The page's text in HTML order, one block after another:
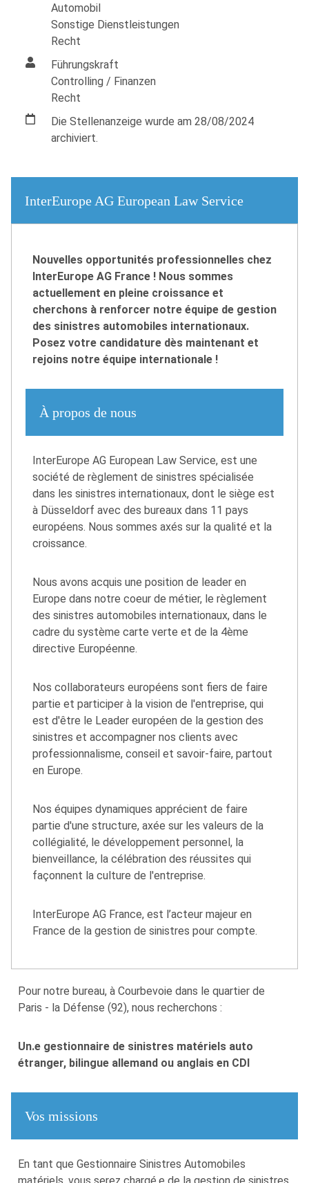
Automobil
Sonstige Dienstleistungen
Recht
Führungskraft
Controlling / Finanzen
Recht
Die Stellenanzeige wurde am 28/08/2024
archiviert.
InterEurope AG European Law Service
Nouvelles opportunités professionnelles chez
InterEurope AG France ! Nous sommes
actuellement en pleine croissance et
cherchons à renforcer notre équipe de gestion
des sinistres automobiles internationaux.
Posez votre candidature dès maintenant et
rejoins notre équipe internationale !
À propos de nous
InterEurope AG European Law Service, est une
société de règlement de sinistres spécialisée
dans les sinistres internationaux, dont le siège est
à Düsseldorf avec des bureaux dans 11 pays
européens. Nous sommes axés sur la qualité et la
croissance.
Nous avons acquis une position de leader en
Europe dans notre coeur de métier, le règlement
des sinistres automobiles internationaux, dans le
cadre du système carte verte et de la 4ème
directive Européenne.
Nos collaborateurs européens sont fiers de faire
partie et participer à la vision de l'entreprise, qui
est d'être le Leader européen de la gestion des
sinistres et accompagner nos clients avec
professionnalisme, conseil et savoir-faire, partout
en Europe.
Nos équipes dynamiques apprécient de faire
partie d'une structure, axée sur les valeurs de la
collégialité, le développement personnel, la
bienveillance, la célébration des réussites qui
façonnent la culture de l'entreprise.
InterEurope AG France, est l’acteur majeur en
France de la gestion de sinistres pour compte.
Pour notre bureau, à Courbevoie dans le quartier de
Paris - la Défense (92), nous recherchons :
Un.e gestionnaire de sinistres matériels auto
étranger, bilingue allemand ou anglais en CDI
Vos missions
En tant que Gestionnaire Sinistres Automobiles